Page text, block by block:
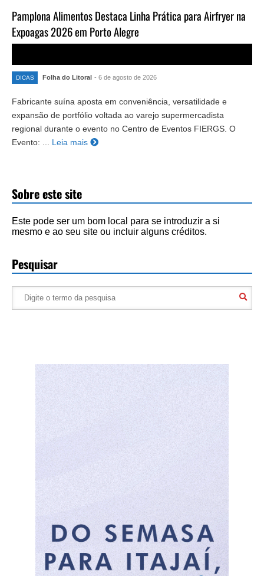
Pamplona Alimentos Destaca Linha Prática para Airfryer na
Expoagas 2026 em Porto Alegre
DICAS Folha do Litoral - 6 de agosto de 2026
Fabricante suína aposta em conveniência, versatilidade e
expansão de portfólio voltada ao varejo supermercadista
regional durante o evento no Centro de Eventos FIERGS. O
Evento: ...
Leia mais
Sobre este site
Este pode ser um bom local para se introduzir a si
mesmo e ao seu site ou incluir alguns créditos.
Pesquisar